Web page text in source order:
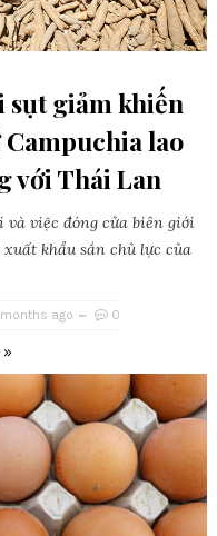
sụt giảm khiến
lao
với Thái Lan
và việc đóng cửa biên giới
khẩu sắn chủ lực của
ago 0